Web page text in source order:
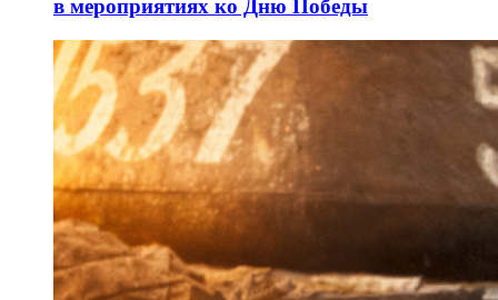
в мероприятиях ко Дню Победы